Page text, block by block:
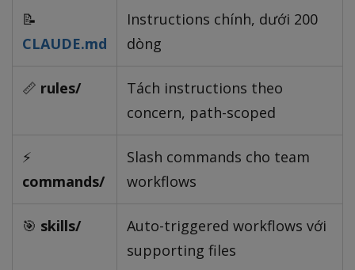
📝
CLAUDE.md
Instructions chính, dưới 200
dòng
📏 rules/
Tách instructions theo
concern, path-scoped
⚡
commands/
Slash commands cho team
workflows
🎯 skills/
Auto-triggered workflows với
supporting files